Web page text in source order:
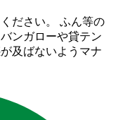
ださい。 ふん等の
ンガローや貸テン
及ばないようマナ